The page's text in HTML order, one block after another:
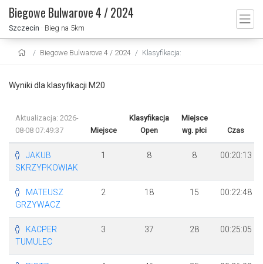
Biegowe Bulwarove 4 / 2024
Szczecin · Bieg na 5km
Biegowe Bulwarove 4 / 2024 Klasyfikacja:
Wyniki dla klasyfikacji M20
Aktualizacja: 2026-
08-08 07:49:37
Miejsce
Klasyfikacja
Open
Miejsce
wg. płci
Czas
JAKUB
SKRZYPKOWIAK
1 8 8 00:20:13
MATEUSZ
GRZYWACZ
2 18 15 00:22:48
KACPER
TUMULEC
3 37 28 00:25:05